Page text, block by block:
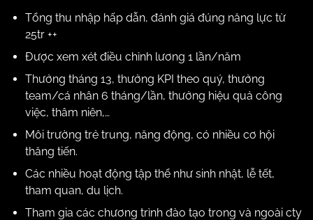
Tổng thu nhập hấp dẫn, đánh giá đúng năng lực từ
25tr ++
Được xem xét điều chỉnh lương 1 lần/năm
Thưởng tháng 13, thưởng KPI theo quý, thưởng
team/cá nhân 6 tháng/lần, thưởng hiệu quả công
việc, thâm niên,…
Môi trường trẻ trung, năng động, có nhiều cơ hội
thăng tiến.
Các nhiều hoạt động tập thể như sinh nhật, lễ tết,
tham quan, du lịch.
Tham gia các chương trình đào tạo trong và ngoài cty